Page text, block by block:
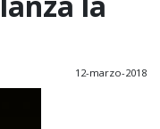
12-marzo-2018